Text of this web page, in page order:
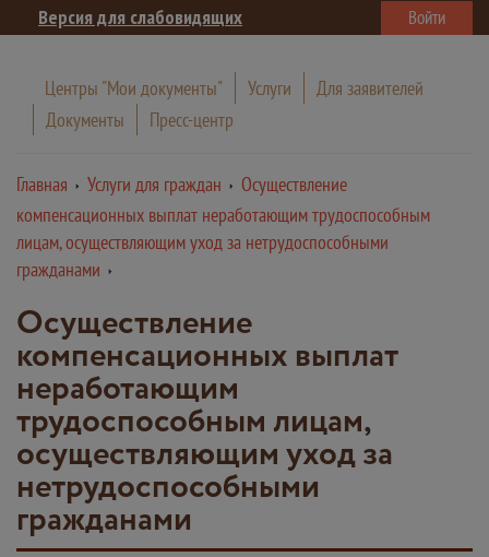
Версия для слабовидящих Войти
Центры "Мои документы" Услуги
Для заявителей
Документы
Пресс-центр
Главная Услуги для граждан
Осуществление
компенсационных выплат неработающим трудоспособным
лицам, осуществляющим уход за нетрудоспособными
гражданами
Осуществление
компенсационных выплат
неработающим
трудоспособным лицам,
осуществляющим уход за
нетрудоспособными
гражданами